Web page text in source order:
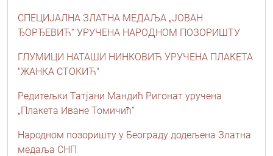
СПЕЦИЈАЛНА ЗЛАТНА МЕДАЉА „ЈОВАН
ЂОРЂЕВИЋ“ УРУЧЕНА НАРОДНОМ ПОЗОРИШТУ
ГЛУМИЦИ НАТАШИ НИНКОВИЋ УРУЧЕНА ПЛАКЕТА
"ЖАНКА СТОКИЋ"
Редитељки Татјани Мандић Ригонат уручена
„Плакета Иване Томичић“
Народном позоришту у Београду додељена Златна
медаља СНП